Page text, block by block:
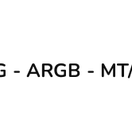
- ARGB -